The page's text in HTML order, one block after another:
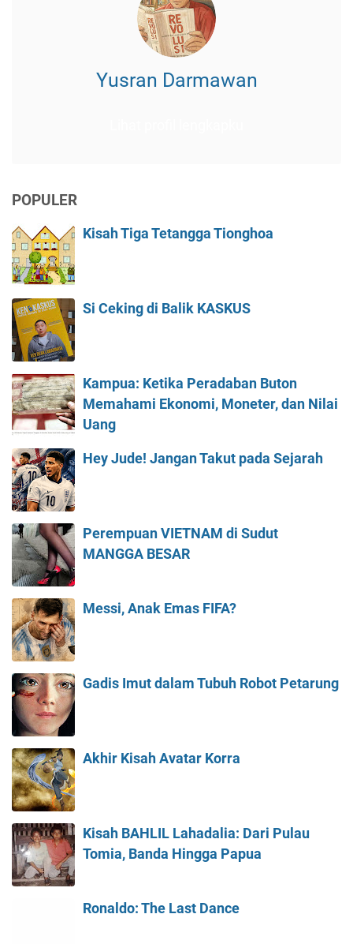
Yusran Darmawan
POPULER
Kisah Tiga Tetangga Tionghoa
Si Ceking di Balik KASKUS
Kampua: Ketika Peradaban Buton
Memahami Ekonomi, Moneter, dan Nilai
Uang
Hey Jude! Jangan Takut pada Sejarah
Perempuan VIETNAM di Sudut
MANGGA BESAR
Messi, Anak Emas FIFA?
Gadis Imut dalam Tubuh Robot Petarung
Akhir Kisah Avatar Korra
Kisah BAHLIL Lahadalia: Dari Pulau
Tomia, Banda Hingga Papua
Ronaldo: The Last Dance